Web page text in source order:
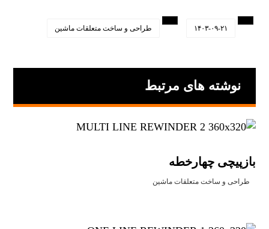
۱۴۰۳-۰۹-۲۱ طراحی و ساخت متعلقات ماشین
نوشته های مرتبط
بازپیچی چهارخطه
طراحی و ساخت متعلقات ماشین